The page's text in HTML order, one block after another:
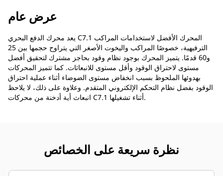
عرض عام
يعد محرك الدفع البحري C7.1 المحرك الأفضل لاستخدامات المراكب
الترفيهية، خصوصًا المراكب واليخوت الأصغر التي يتراوح حجمها بين 25
و60 قدمًا. يتميز المحرك بوجود نظام وقود بحاجز مشترك لتحقيق أفضل
مستوى لاحتراق الوقود وأقل مستوى للانبعاثات. كما تتميز المحركات
بهدوئها الملحوظ بسبب انخفاض مستوى الضوضاء أثناء عملية احتراق
الوقود بفضل نظام التحكم الإلكتروني المتقدم. وعلاوة على ذلك، لا يلاحظ
انبعاث أية أدخنة من محركات C7.1 أثناء تشغيلها.
نظرة سريعة على الخصائص